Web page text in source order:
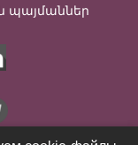
պայմաններ